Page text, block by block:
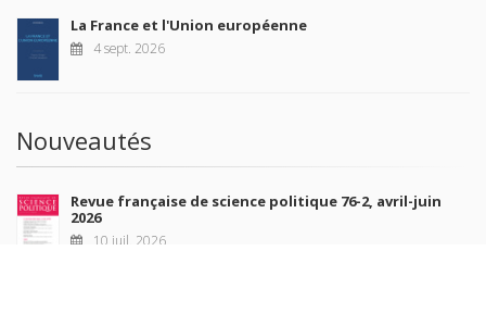
La France et l'Union européenne
4 sept. 2026
Nouveautés
Revue française de science politique 76-2, avril-juin
2026
10 juil. 2026